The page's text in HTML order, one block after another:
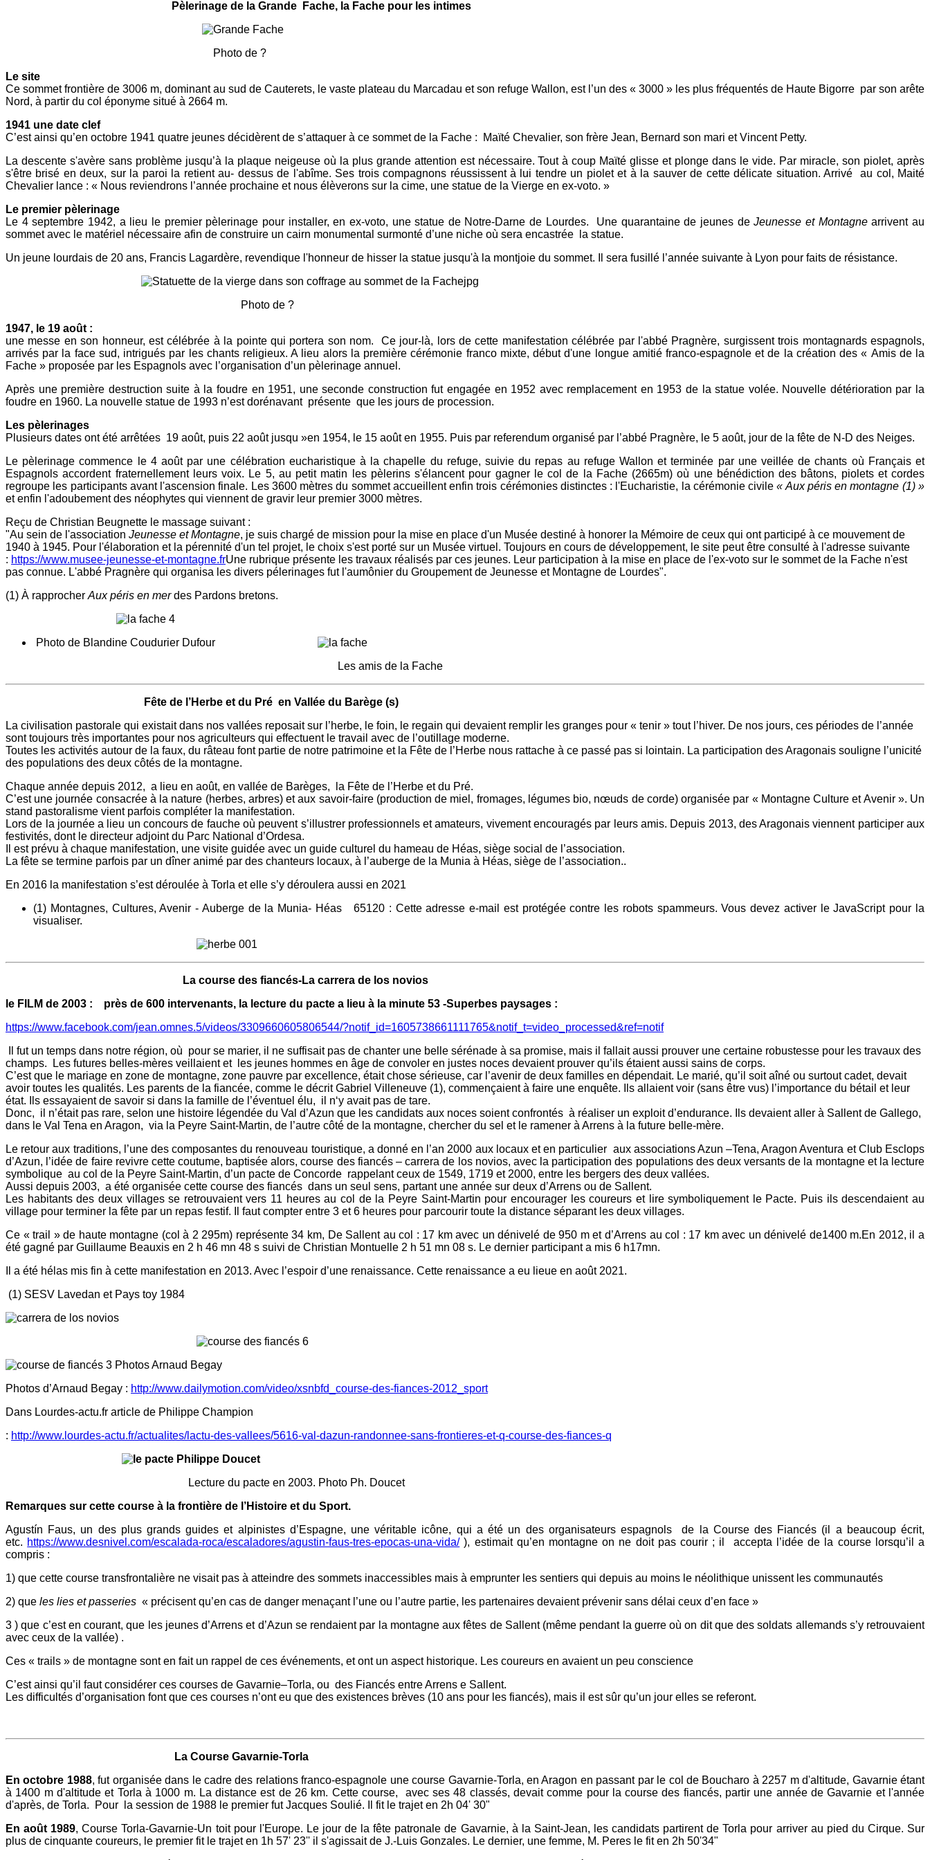
Pèlerinage de la Grande Fache, la Fache pour les intimes
Photo de ?
Le site
Ce sommet frontière de 3006 m, dominant au sud de Cauterets, le vaste plateau du Marcadau et son refuge Wallon, est l’un des « 3000 » les plus fréquentés de Haute Bigorre par son arête
Nord, à partir du col éponyme situé à 2664 m.
1941 une date clef
C’est ainsi qu’en octobre 1941 quatre jeunes décidèrent de s’attaquer à ce sommet de la Fache : Maïté Chevalier, son frère Jean, Bernard son mari et Vincent Petty.
La descente s'avère sans problème jusqu’à la plaque neigeuse où la plus grande attention est nécessaire. Tout à coup Maïté glisse et plonge dans le vide. Par miracle, son piolet, après
s'être brisé en deux, sur la paroi la retient au- dessus de l'abîme. Ses trois compagnons réussissent à lui tendre un piolet et à la sauver de cette délicate situation. Arrivé au col, Maité
Chevalier lance : « Nous reviendrons l’année prochaine et nous élèverons sur la cime, une statue de la Vierge en ex-voto. »
Le premier pèlerinage
Le 4 septembre 1942, a lieu le pre­mier pèlerinage pour installer, en ex-voto, une statue de Notre-Darne de Lourdes. Une quarantaine de jeunes deJeunesse et Montagnearrivent au
sommet avec le matériel nécessaire afin de construire un cairn monumental surmonté d’une niche où sera encastrée la statue.
Un jeune lourdais de 20 ans, Francis Lagardère, reven­dique l'honneur de hisser la statue jusqu'à la montjoie du sommet. Il sera fusillé l’année suivante à Lyon pour faits de résistance.
Photo de ?
1947, le 19 août :
une messe en son honneur, est célébrée à la pointe qui portera son nom. Ce jour-­là, lors de cette manifestation célébrée par l'abbé Pragnère, surgissent trois montagnards espagnols,
arrivés par la face sud, intrigués par les chants religieux. A lieu alors la première cérémonie franco mixte, début d'une longue amitié franco­-espagnole et de la création des « Amis de la
Fache » proposée par les Espagnols avec l’organisation d’un pèlerinage annuel.
Après une première destruction suite à la foudre en 1951, une seconde construction fut engagée en 1952 avec remplacement en 1953 de la statue volée. Nouvelle détérioration par la
foudre en 1960. La nouvelle statue de 1993 n’est dorénavant présente que les jours de procession.
Les pèlerinages
Plusieurs dates ont été arrêtées 19 août, puis 22 août jusqu »en 1954, le 15 août en 1955. Puis par referendum organisé par l’abbé Pragnère, le 5 août, jour de la fête de N-D des Neiges.
Le pèlerinage com­mence le 4 août par une célébration eucharistique à la chapelle du refuge, suivie du repas au refuge Wallon et ter­minée par une veillée de chants où Français et
Espagnols accordent fraternellement leurs voix. Le 5, au petit matin les pèlerins s'élan­cent pour gagner le col de la Fache (2665m) où une bénédiction des bâtons, piolets et cordes
regroupe les participants avant l'ascension finale. Les 3600 mètres du sommet accueillent enfin trois cérémonies distinctes : l'Eucharistie, la céré­monie civile« Aux péris en mon­tagne (1) »
et enfin l'adoubement des néophytes qui viennent de gravir leur premier 3000 mètres.
Reçu de Christian Beugnette le massage suivant :
"Au sein de l'association Jeunesse et Montagne, je suis chargé de mission pour la mise en place d'un Musée destiné à honorer la Mémoire de ceux qui ont participé à ce mouvement de
1940 à 1945. Pour l'élaboration et la pérennité d'un tel projet, le choix s'est porté sur un Musée virtuel. Toujours en cours de développement, le site peut être consulté à l'adresse suivante
: https://www.musee-jeunesse-et-montagne.frUne rubrique présente les travaux réalisés par ces jeunes. Leur participation à la mise en place de l'ex-voto sur le sommet de la Fache n'est
pas connue. L'abbé Pragnère qui organisa les divers pélerinages fut l'aumônier du Groupement de Jeunesse et Montagne de Lourdes".
(1) À rapprocher Aux péris en merdes Pardons bretons.
Photo de Blandine Coudurier Dufour
Les amis de la Fache
Fête de l’Herbe et du Pré en Vallée du Barège (s)
La civilisation pastorale qui existait dans nos vallées reposait sur l’herbe, le foin, le regain qui devaient remplir les granges pour « tenir » tout l’hiver. De nos jours, ces périodes de l’année
sont toujours très importantes pour nos agriculteurs qui effectuent le travail avec de l’outillage moderne.
Toutes les activités autour de la faux, du râteau font partie de notre patrimoine et la Fête de l’Herbe nous rattache à ce passé pas si lointain. La participation des Aragonais souligne l’unicité
des populations des deux côtés de la montagne.
Chaque année depuis 2012, a lieu en août, en vallée de Barèges, la Fête de l’Herbe et du Pré.
C’est une journée consacrée à la nature (herbes, arbres) et aux savoir-faire (production de miel, fromages, légumes bio, nœuds de corde) organisée par « Montagne Culture et Avenir ». Un
stand pastoralisme vient parfois compléter la manifestation.
Lors de la journée a lieu un concours de fauche où peuvent s’illustrer professionnels et amateurs, vivement encouragés par leurs amis. Depuis 2013, des Aragonais viennent participer aux
festivités, dont le directeur adjoint du Parc National d’Ordesa.
Il est prévu à chaque manifestation, une visite guidée avec un guide culturel du hameau de Héas, siège social de l’association.
La fête se termine parfois par un dîner animé par des chanteurs locaux, à l’auberge de la Munia à Héas, siège de l’association..
En 2016 la manifestation s’est déroulée à Torla et elle s’y déroulera aussi en 2021
(1) Montagnes, Cultures, Avenir - Auberge de la Munia- Héas 65120 : Cette adresse e-mail est protégée contre les robots spammeurs. Vous devez activer le JavaScript pour la
visualiser.
La course des fiancés-La carrera de los novios
le FILM de 2003 : près de 600 intervenants, la lecture du pacte a lieu à la minute 53 -Superbes paysages :
https://www.facebook.com/jean.omnes.5/videos/3309660605806544/?notif_id=1605738661111765&notif_t=video_processed&ref=notif
Il fut un temps dans notre région, où pour se marier, il ne suffisait pas de chanter une belle sérénade à sa promise, mais il fallait aussi prouver une certaine robustesse pour les travaux des
champs. Les futures belles-mères veillaient et les jeunes hommes en âge de convoler en justes noces devaient prouver qu’ils étaient aussi sains de corps.
C’est que le mariage en zone de montagne, zone pauvre par excellence, était chose sérieuse, car l’avenir de deux familles en dépendait. Le marié, qu’il soit aîné ou surtout cadet, devait
avoir toutes les qualités. Les parents de la fiancée, comme le décrit Gabriel Villeneuve (1), commençaient à faire une enquête. Ils allaient voir (sans être vus) l’importance du bétail et leur
état. Ils essayaient de savoir si dans la famille de l’éventuel élu, il n‘y avait pas de tare.
Donc, il n’était pas rare, selon une histoire légendée du Val d’Azun que les candidats aux noces soient confrontés à réaliser un exploit d’endurance. Ils devaient aller à Sallent de Gallego,
dans le Val Tena en Aragon, via la Peyre Saint-Martin, de l’autre côté de la montagne, chercher du sel et le ramener à Arrens à la future belle-mère.
Le retour aux traditions, l’une des composantes du renouveau touristique, a donné en l’an 2000 aux locaux et en particulier aux associations Azun –Tena, Aragon Aventura et Club Esclops
d’Azun, l’idée de faire revivre cette coutume, baptisée alors, course des fiancés – carrera de los novios, avec la participation des populations des deux versants de la montagne et la lecture
symbolique au col de la Peyre Saint-Martin, d’un pacte de Concorde rappelant ceux de 1549, 1719 et 2000, entre les bergers des deux vallées.
Aussi depuis 2003, a été organisée cette course des fiancés dans un seul sens, partant une année sur deux d’Arrens ou de Sallent.
Les habitants des deux villages se retrouvaient vers 11 heures au col de la Peyre Saint-Martin pour encourager les coureurs et lire symboliquement le Pacte. Puis ils descendaient au
village pour terminer la fête par un repas festif. Il faut compter entre 3 et 6 heures pour parcourir toute la distance séparant les deux villages.
Ce « trail » de haute montagne (col à 2 295m) représente 34 km, De Sallent au col : 17 km avec un dénivelé de 950 m et d’Arrens au col : 17 km avec un dénivelé de1400 m.En 2012, il a
été gagné par Guillaume Beauxis en 2 h 46 mn 48 s suivi de Christian Montuelle 2 h 51 mn 08 s. Le dernier participant a mis 6 h17mn.
Il a été hélas mis fin à cette manifestation en 2013. Avec l’espoir d’une renaissance. Cette renaissance a eu lieue en août 2021.
(1) SESV Lavedan et Pays toy 1984
Photos Arnaud Begay
Photos d’Arnaud Begay : http://www.dailymotion.com/video/xsnbfd_course-des-fiances-2012_sport
Dans Lourdes-actu.fr article de Philippe Champion
: http://www.lourdes-actu.fr/actualites/lactu-des-vallees/5616-val-dazun-randonnee-sans-frontieres-et-q-course-des-fiances-q
Lecture du pacte en 2003. Photo Ph. Doucet
Remarques sur cette course à la frontière de l’Histoire et du Sport.
Agustín Faus, un des plus grands guides et alpinistes d’Espagne, une véritable icône, qui a été un des organisateurs espagnols de la Course des Fiancés (il a beaucoup écrit,
etc. https://www.desnivel.com/escalada-roca/escaladores/agustin-faus-tres-epocas-una-vida/), estimait qu’en montagne on ne doit pas courir ; il accepta l’idée de la course lorsqu’il a
compris :
1) que cette course transfrontalière ne visait pas à atteindre des sommets inaccessibles mais à emprunter les sentiers qui depuis au moins le néolithique unissent les communautés
2) que les lies et passeries « précisent qu’en cas de danger menaçant l’une ou l’autre partie, les partenaires devaient prévenir sans délai ceux d’en face »
3 ) que c’est en courant, que les jeunes d’Arrens et d’Azun se rendaient par la montagne aux fêtes de Sallent (même pendant la guerre où on dit que des soldats allemands s’y retrouvaient
avec ceux de la vallée) .
Ces « trails » de montagne sont en fait un rappel de ces événements, et ont un aspect historique. Les coureurs en avaient un peu conscience
C’est ainsi qu’il faut considérer ces courses de Gavarnie–Torla, ou des Fiancés entre Arrens e Sallent.
Les difficultés d’organisation font que ces courses n’ont eu que des existences brèves (10 ans pour les fiancés), mais il est sûr qu’un jour elles se referont.
La Course Gavarnie-Torla
En octobre 1988, fut organisée dans le cadre des relations franco-espagnole une course Gavarnie-Torla, en Aragon en passant par le col de Boucharo à 2257 m d'altitude, Gavarnie étant
à 1400 m d'altitude et Torla à 1000 m. La distance est de 26 km. Cette course, avec ses 48 classés, devait comme pour la course des fiancés, partir une année de Gavarnie et l'année
d'après, de Torla. Pour la session de 1988 le premier fut Jacques Soulié. Il fit le trajet en 2h 04' 30"
En août 1989, Course Torla-Gavarnie-Un toit pour l'Europe. Le jour de la fête patronale de Gavarnie, à la Saint-Jean, les candidats partirent de Torla pour arriver au pied du Cirque. Sur
plus de cinquante coureurs, le premier fit le trajet en 1h 57' 23'' il s'agissait de J.-Luis Gonzales. Le dernier, une femme, M. Peres le fit en 2h 50'34"